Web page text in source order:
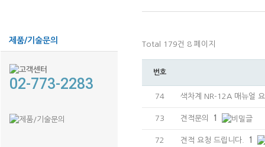
제품/기술문의
02-773-2283
Total 179건 8 페이지
번호
74 색차계 NR-12A 매뉴얼
73 견적문의 1
72 견적 요청 드립니다. 1